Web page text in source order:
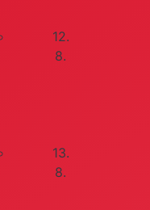
12.
8.
13.
8.